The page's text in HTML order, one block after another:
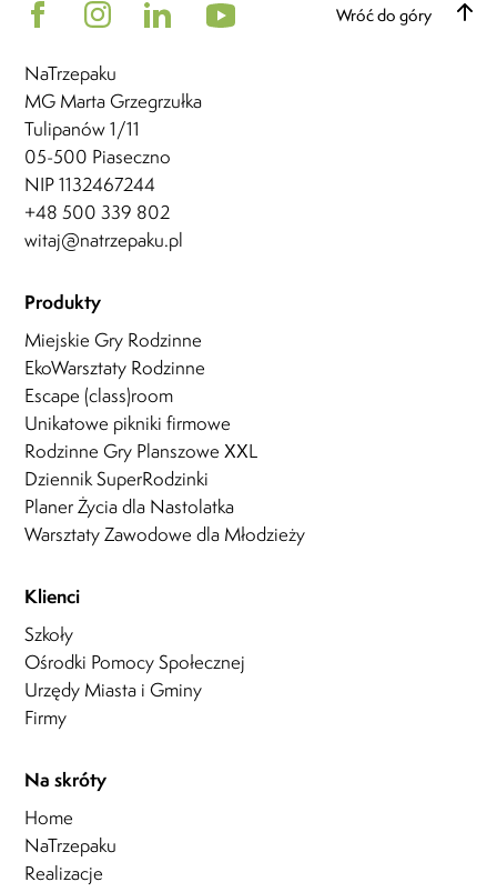
Wróć do góry
NaTrzepaku
MG Marta Grzegrzułka
Tulipanów 1/11
05-500 Piaseczno
NIP 1132467244
+48 500 339 802
witaj@natrzepaku.pl
Na skróty
Home
NaTrzepaku
Realizacje
Produkty
Miejskie Gry Rodzinne
EkoWarsztaty Rodzinne
Escape (class)room
Unikatowe pikniki firmowe
Rodzinne Gry Planszowe XXL
Dziennik SuperRodzinki
Planer Życia dla Nastolatka
Warsztaty Zawodowe dla Młodzieży
Klienci
Szkoły
Ośrodki Pomocy Społecznej
Urzędy Miasta i Gminy
Firmy